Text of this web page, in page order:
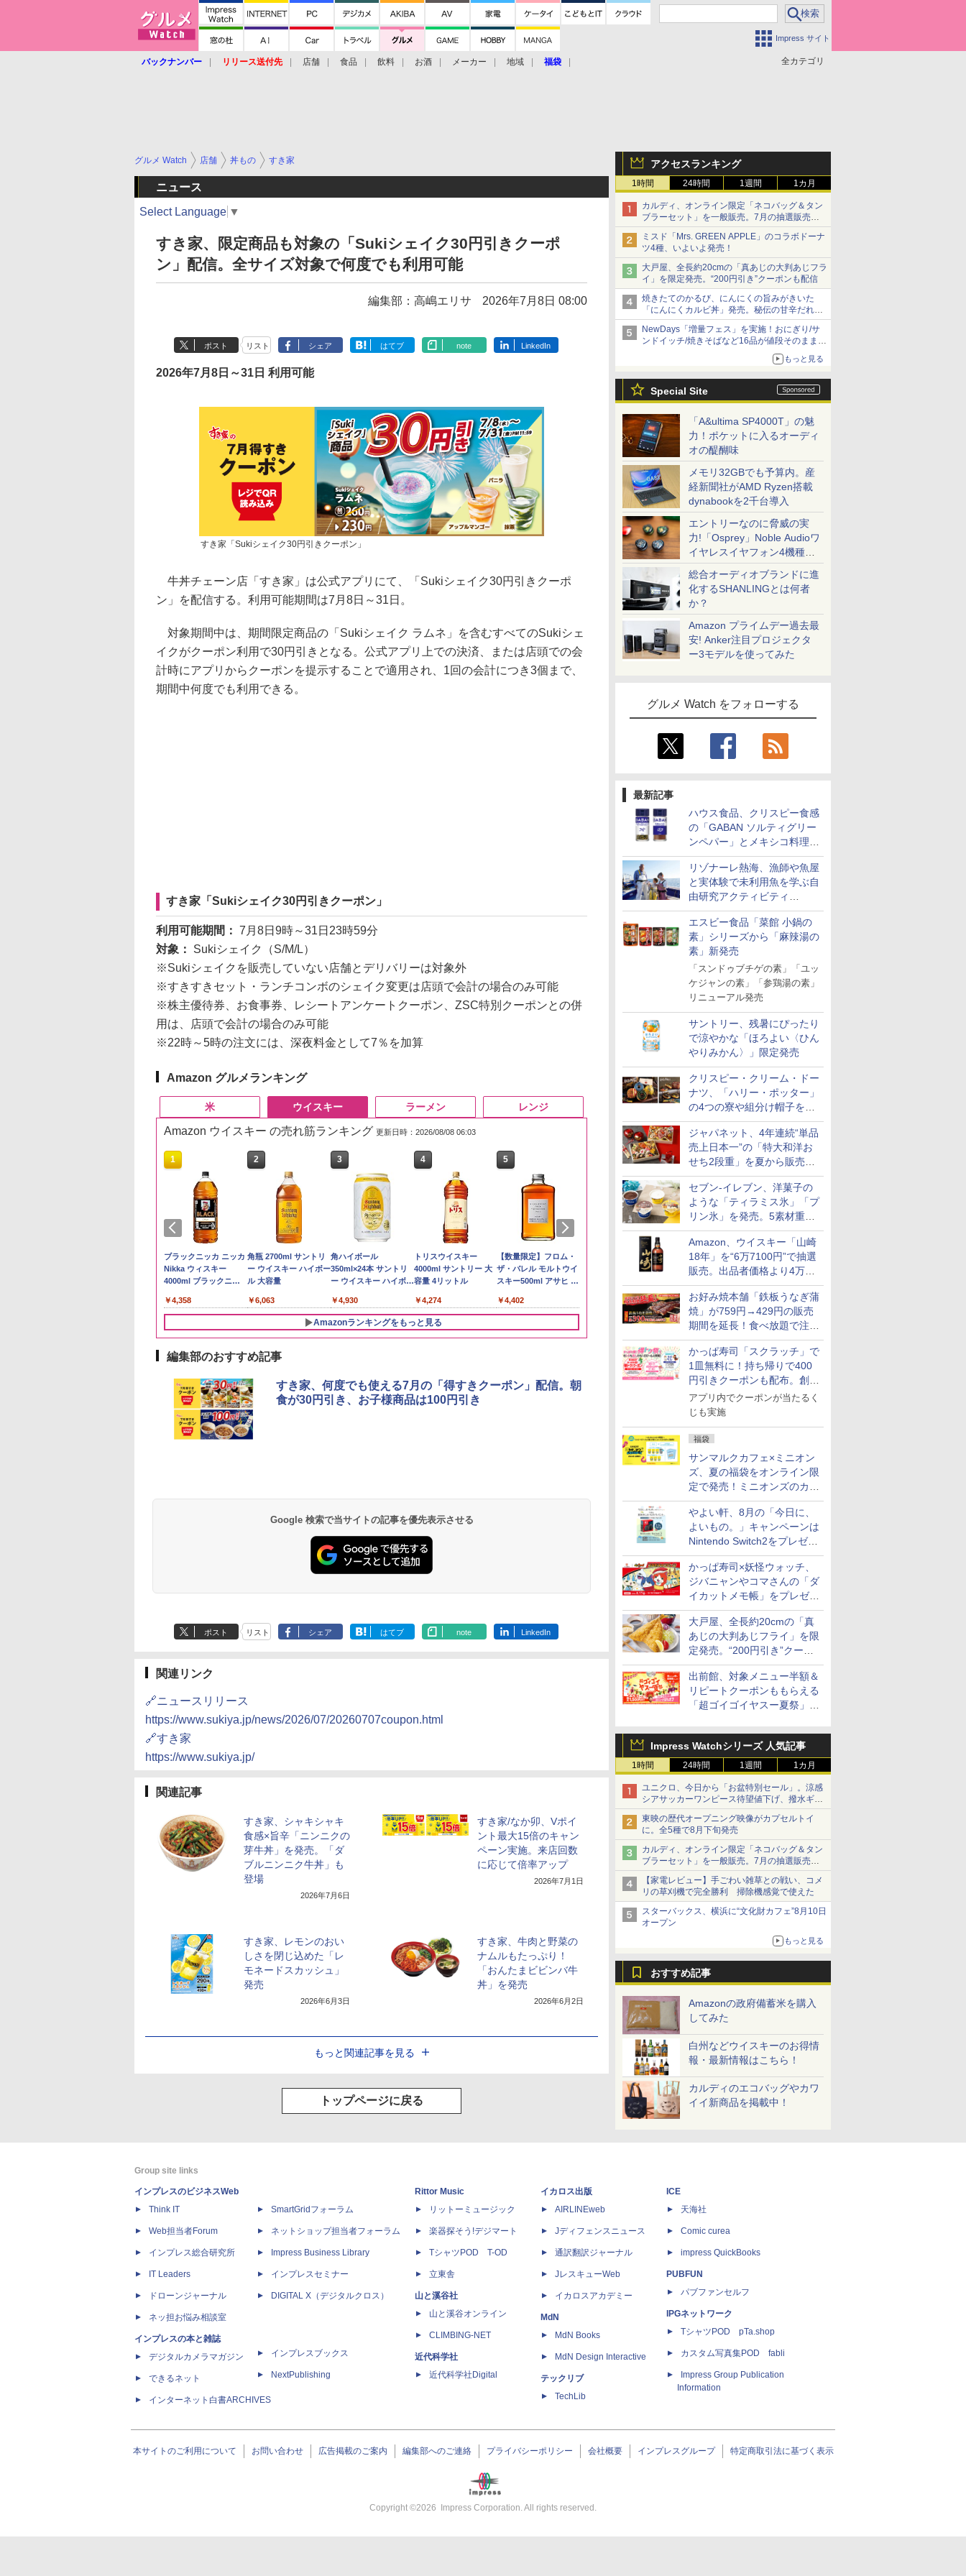
Impress サイト
全カテゴリ
バックナンバー リリース送付先 店舗 食品 飲料 お酒 メーカー 地域 福袋
アクセスランキング
1時間 24時間 1週間 1カ月
カルディ、オンライン限定「ネコバッグ＆タン
ブラーセット」を一般販売。7月の抽選販売の
当選無効分
ミスド「Mrs. GREEN APPLE」のコラボドーナ
ツ4種、いよいよ発売！
大戸屋、全長約20cmの「真あじの大判あじフラ
イ」を限定発売。“200円引き”クーポンも配信
焼きたてのかるび、にんにくの旨みがきいた
「にんにくカルビ丼」発売。秘伝の甘辛だれを
絡めた「豚カルビ丼」も復活
NewDays「増量フェス」を実施！おにぎり/サ
ンドイッチ/焼きそばなど16品が値段そのままで
もっと見る
Special Site
「A&ultima SP4000T」の魅
力！ポケットに入るオーディ
オの醍醐味
メモリ32GBでも予算内。産
経新聞社がAMD Ryzen搭載
dynabookを2千台導入
エントリーなのに脅威の実
力!「Osprey」Noble Audioワ
イヤレスイヤフォン4機種を
一気に聴く
総合オーディオブランドに進
化するSHANLINGとは何者
か？
Amazon プライムデー過去最
安! Anker注目プロジェクタ
ー3モデルを使ってみた
グルメ Watch をフォローする
最新記事
ハウス食品、クリスピー食感
の「GABAN ソルティグリー
ンペパー」とメキシコ料理に
合う「GABAN チポトレペパ
ー」発売
リゾナーレ熱海、漁師や魚屋
と実体験で未利用魚を学ぶ自
由研究アクティビティ
「Fisherman's Academy」を
実施中
エスビー食品「菜館 小鍋の
素」シリーズから「麻辣湯の
素」新発売
「スンドゥブチゲの素」「ユッ
ケジャンの素」「参鶏湯の素」
リニューアル発売
サントリー、残暑にぴったり
で涼やかな「ほろよい〈ひん
やりみかん〉」限定発売
クリスピー・クリーム・ドー
ナツ、「ハリー・ポッター」
の4つの寮や組分け帽子をイ
メージしたドーナツなど発売
ジャパネット、4年連続“単品
売上日本一”の「特大和洋お
せち2段重」を夏から販売。
73品・年越しそば付き
セブン-イレブン、洋菓子の
ような「ティラミス氷」「プ
リン氷」を発売。5素材重ね
と2層仕立ての濃厚な味わい
Amazon、ウイスキー「山崎
18年」を“6万7100円”で抽選
販売。出品者価格より4万
9700円以上お得
お好み焼本舗「鉄板うなぎ蒲
焼」が759円→429円の販売
期間を延長！食べ放題で注文
可能
かっぱ寿司「スクラッチ」で
1皿無料に！持ち帰りで400
円引きクーポンも配布。創業
祭特別企画第4弾
アプリ内でクーポンが当たるく
じも実施
福袋
サンマルクカフェ×ミニオン
ズ、夏の福袋をオンライン限
定で発売！ミニオンズのカッ
プと2500円相当のチケット
付き
やよい軒、8月の「今日に、
よいもの。」キャンペーンは
Nintendo Switch2をプレゼン
ト
かっぱ寿司×妖怪ウォッチ、
ジバニャンやコマさんの「ダ
イカットメモ帳」をプレゼン
ト
大戸屋、全長約20cmの「真
あじの大判あじフライ」を限
定発売。“200円引き”クーポ
ンも配信
出前館、対象メニュー半額＆
リピートクーポンももらえる
「超ゴイゴイヤスー夏祭」を
Impress Watchシリーズ 人気記事
1時間 24時間 1週間 1カ月
ユニクロ、今日から「お盆特別セール」。涼感
シアサッカーワンピース待望値下げ、撥水ギア
ショーツは1990円に
東映の歴代オープニング映像がカプセルトイ
に。全5種で8月下旬発売
カルディ、オンライン限定「ネコバッグ＆タン
ブラーセット」を一般販売。7月の抽選販売の
当選無効分
【家電レビュー】手ごわい雑草との戦い、コメ
リの草刈機で完全勝利 掃除機感覚で使えた
スターバックス、横浜に“文化財カフェ”8月10日
オープン
もっと見る
おすすめ記事
Amazonの政府備蓄米を購入
してみた
白州などウイスキーのお得情
報・最新情報はこちら！
カルディのエコバッグやカワ
イイ新商品を掲載中！
グルメ Watch 店舗 丼もの すき家
ニュース
Select Language ▼
すき家、限定商品も対象の「Sukiシェイク30円引きクーポ
ン」配信。全サイズ対象で何度でも利用可能
編集部：高嶋エリサ 2026年7月8日 08:00
ポスト リスト シェア はてブ note LinkedIn
2026年7月8日～31日 利用可能
すき家「Sukiシェイク30円引きクーポン」
牛丼チェーン店「すき家」は公式アプリにて、「Sukiシェイク30円引きクーポ
ン」を配信する。利用可能期間は7月8日～31日。
対象期間中は、期間限定商品の「Sukiシェイク ラムネ」を含むすべてのSukiシェ
イクがクーポン利用で30円引きとなる。公式アプリ上での決済、または店頭での会
計時にアプリからクーポンを提示することで適用され、1回の会計につき3個まで、
期間中何度でも利用できる。
すき家「Sukiシェイク30円引きクーポン」
利用可能期間： 7月8日9時～31日23時59分
対象： Sukiシェイク（S/M/L）
※Sukiシェイクを販売していない店舗とデリバリーは対象外
※すきすきセット・ランチコンボのシェイク変更は店頭で会計の場合のみ可能
※株主優待券、お食事券、レシートアンケートクーポン、ZSC特別クーポンとの併
用は、店頭で会計の場合のみ可能
※22時～5時の注文には、深夜料金として7％を加算
Amazon グルメランキング
米
1
by Amazon 国産ブレ
ンド米 精米 5kg
2
野沢農産 無洗米 青い流
るる コシヒカリ 5kg 長
野県産 令和7年産
￥3,980
3
【在庫処分価格】もも
たろう印 無洗米 5kg 業
務用 お米マイスターブ
￥2,680
4
by Amazon 新潟県産
新潟のお米 無洗米 5kg
￥3,274
5
by Amazon あきたこ
まちブレンド 無洗米
5kg
￥3,396
フクテイライス【白
米】北東北産 お米 米
産 (5kg)
7
新潟県産新之助 無洗米
5kg 令和7年産
￥3,261
8
新潟県産コシヒカリ (5
㎏) 精米 令和7年産 お
￥3,893
ウイスキー
Amazon ウイスキー の売れ筋ランキング 更新日時：2026/08/08 06:03
1
ブラックニッカ ニッカ
Nikka ウィスキー
4000ml ブラックニッ
【日本 アサヒ ウィスキ
ー】 大容量 お得 4リッ
トル
￥4,358
2
角瓶 2700ml サントリ
ー ウイスキー ハイボー
ル 大容量
￥6,063
3
角ハイボール
350ml×24本 サントリ
ー ウイスキー ハイボー
￥4,930
4
トリスウイスキー
4000ml サントリー 大
容量 4リットル
￥4,274
5
【数量限定】フロム・
ザ・バレル モルトウイ
スキー500ml アサヒ [
フト プレゼント 贈り
物に】
￥4,402
サントリー シングルモ
ルト ウイスキー 白州
2026 化粧箱入 700ml
￥19,860
7
甲州韮崎 オリジナル ブ
レンド ウイスキー 4リ
4000ml 4L
￥3,725
8
ティーチャーズ ハイラ
ンドクリーム 4000ml
イスキー 4リットル 大
容量
￥6,395
Amazonランキングをもっと見る
ラーメン
1
インスタント カップ麺 用 夜食 カップラーメン
スタント アウトドアに
も ローリングストック
大人買い おやつカンパ
￥1,288
3
ドヌードル 高たんぱく
えめ 78g×12個
￥2,880
らーめん 108g×10袋 保
￥2,323
5
麺 78g×20個
高たんぱく&低糖質 さ
らに塩分控えめ
マルちゃん マルちゃん
ZUBAAAN! 横浜家系
醤油豚骨 3食パック
130g×3食
￥341
8
日清麺職人 醤油 [丸大
豆醤油使用 豊かな旨味
とコク] 日清食品 カッ
プ麺 87g ×12個
￥1,552
レンジ
1
し 二人暮らし フラット調理 ブラック RE-
コンパクト 一人暮らし
二人暮らし らくチン!
（絶対湿度）センサー
ノンフライ調理 トース
ト スチームあたため ワ
￥29,478
3
15L 一人暮らし 二人暮
ットテーブル トースト
機能 自動メニュー33種
簡単お手入れ ブラック
YRZ-WF150TV(B)
￥26,130
窯ドーム ER-D80A(K)
理 フラットテーブル
電子レンジ 赤外線セン
サー ノンフライ調理
簡単お手入れ 小型 新
生活 一人暮らし 二人
￥34,546
5
XJ1-B ブラック 30L 2
ロ 最高峰モデル 30L 2
段 おまかせグリル 高精
細・64眼スピードセン
サー 時短料理 スマホ連
日立 過熱水蒸気 オーブ
ンレンジ ヘルシーシェ
フ 31L MRO-S8C W ホ
ワイト 重量センサー
250℃1段式ワイドオー
ブン
￥39,837
8
コンフィー(COMFEE')
スチームオーブンレン
ジ 25L フラットテーブ
ル 発酵・トースト機能
オートメニュー23種 オ
ーブン～250℃ レンジ
~1000W高出力 全国対
応 ヘルツフリー カップ
スチーム調理 予熱対応
自動脱臭 消音モード
【2年メーカー保証】
ブラック CF-EA261-
BK
￥19,780
編集部のおすすめ記事
すき家、何度でも使える7月の「得すきクーポン」配信。朝
食が30円引き、お子様商品は100円引き
Google 検索で当サイトの記事を優先表示させる
ポスト リスト シェア はてブ note LinkedIn
関連リンク
🔗ニュースリリース
https://www.sukiya.jp/news/2026/07/20260707coupon.html
🔗すき家
https://www.sukiya.jp/
関連記事
すき家、シャキシャキ
食感×旨辛「ニンニクの
芽牛丼」を発売。「ダ
ブルニンニク牛丼」も
登場
2026年7月6日
すき家/なか卯、Vポイ
ント最大15倍のキャン
ペーン実施。来店回数
に応じて倍率アップ
2026年7月1日
すき家、レモンのおい
しさを閉じ込めた「レ
モネードスカッシュ」
発売
2026年6月3日
すき家、牛肉と野菜の
ナムルもたっぷり！
「おんたまビビンバ牛
丼」を発売
2026年6月2日
もっと関連記事を見る
トップページに戻る
Group site links
インプレスのビジネスWeb
Think IT
Web担当者Forum
インプレス総合研究所
IT Leaders
ドローンジャーナル
ネッ担お悩み相談室
インプレスの本と雑誌
デジタルカメラマガジン
できるネット
インターネット白書ARCHIVES
SmartGridフォーラム
ネットショップ担当者フォーラム
Impress Business Library
インプレスセミナー
DIGITAL X（デジタルクロス）
インプレスブックス
NextPublishing
Rittor Music
リットーミュージック
楽器探そう!デジマート
TシャツPOD T-OD
立東舎
山と溪谷社
山と溪谷オンライン
CLIMBING-NET
近代科学社
近代科学社Digital
イカロス出版
AIRLINEweb
Jディフェンスニュース
通訳翻訳ジャーナル
JレスキューWeb
イカロスアカデミー
MdN
MdN Books
MdN Design Interactive
テックリブ
TechLib
ICE
天海社
Comic curea
impress QuickBooks
PUBFUN
パブファンセルフ
IPGネットワーク
TシャツPOD pTa.shop
カスタム写真集POD fabli
Impress Group Publication
Information
本サイトのご利用について お問い合わせ 広告掲載のご案内 編集部へのご連絡 プライバシーポリシー 会社概要 インプレスグループ 特定商取引法に基づく表示
Copyright ©2026 Impress Corporation. All rights reserved.